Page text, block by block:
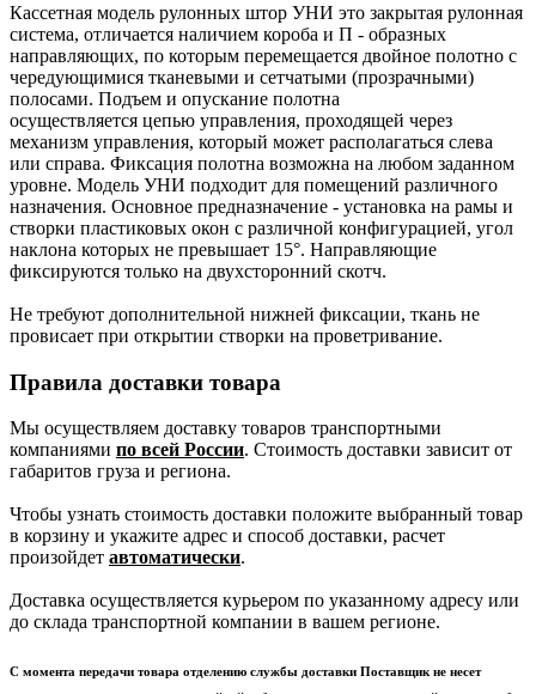
Кассетная модель рулонных штор УНИ это закрытая рулонная
система, отличается наличием короба и П - образных
направляющих, по которым перемещается двойное полотно с
чередующимися тканевыми и сетчатыми (прозрачными)
полосами. Подъем и опускание полотна
осуществляется цепью управления, проходящей через
механизм управления, который может располагаться слева
или справа. Фиксация полотна возможна на любом заданном
уровне. Модель УНИ подходит для помещений различного
назначения. Основное предназначение - установка на рамы и
створки пластиковых окон с различной конфигурацией, угол
наклона которых не превышает 15°. Направляющие
фиксируются только на двухсторонний скотч.
Не требуют дополнительной нижней фиксации, ткань не
провисает при открытии створки на проветривание.
Правила доставки товара
Мы осуществляем доставку товаров транспортными
компаниями по всей России. Стоимость доставки зависит от
габаритов груза и региона.
Чтобы узнать стоимость доставки положите выбранный товар
в корзину и укажите адрес и способ доставки, расчет
произойдет автоматически.
Доставка осуществляется курьером по указанному адресу или
до склада транспортной компании в вашем регионе.
С момента передачи товара отделению службы доставки Поставщик не несет